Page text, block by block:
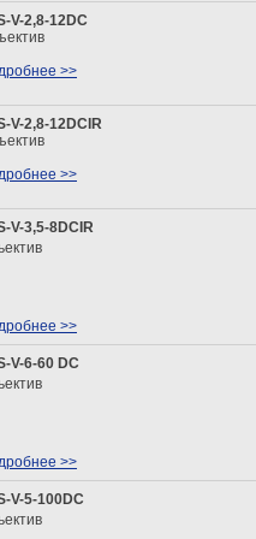
V-2,8-12DC
>>
V-2,8-12DCIR
>>
V-3,5-8DCIR
>>
V-6-60 DC
>>
V-5-100DC